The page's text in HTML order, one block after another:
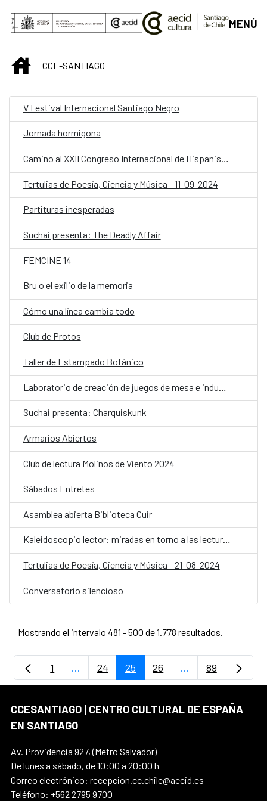
Saltar al contenido principal
MENÚ
INICIOCCE-SANTIAGO
V Festival Internacional Santiago Negro
Jornada hormigona
Camino al XXII Congreso Internacional de Hispanistas – CHILE 2025
Tertulias de Poesía, Ciencia y Música - 11-09-2024
Partituras inesperadas
Suchai presenta: The Deadly Affair
FEMCINE 14
Bru o el exilio de la memoria
Cómo una línea cambia todo
Club de Protos
Taller de Estampado Botánico
Suchai presenta: Charquiskunk
Armarios Abiertos
Club de lectura Molinos de Viento 2024
Sábados Entretes
Asamblea abierta Biblioteca Cuir
Kaleidoscopio lector: miradas en torno a las lecturas para las infancias y adolescencia
Tertulias de Poesía, Ciencia y Música - 21-08-2024
Conversatorio silencioso
Mostrando el intervalo 481 - 500 de 1.778 resultados.
Página
1 ...Páginas intermedias Use TAB para
Página
24 Página
25 Página
26 ...PáginasPágina
89
CCESANTIAGO | CENTRO CULTURAL DE ESPAÑA
EN SANTIAGO
Av. Providencia 927, (Metro Salvador)
De lunes a sábado, de 10:00 a 20:00 h
Correo electrónico: recepcion.cc.chile@aecid.es
Teléfono: +562 2795 9700